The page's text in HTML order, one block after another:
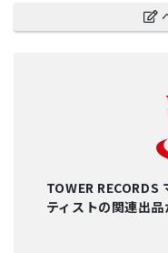
TOWER RECORDS
ティストの関連出